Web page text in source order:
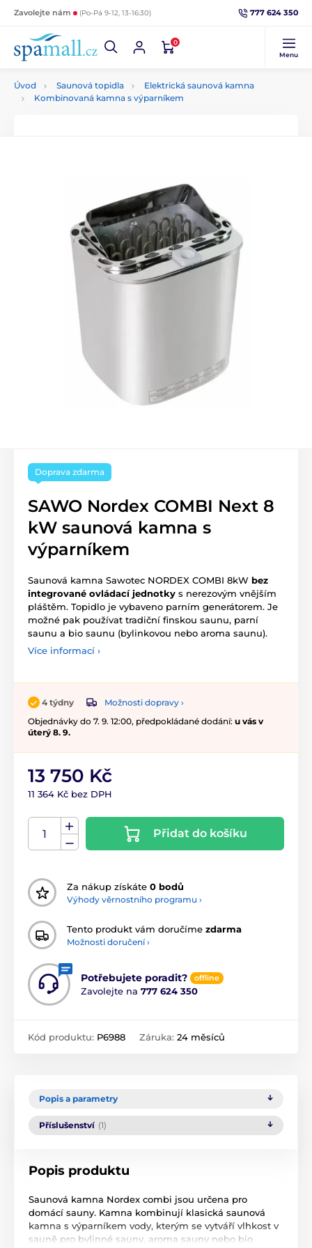
Zavolejte nám (Po-Pá 9-12, 13-16:30) 777 624 350
0
Menu
Úvod Saunová topidla
Elektrická saunová kamna
Kombinovaná kamna s výparníkem
Doprava zdarma
SAWO Nordex COMBI Next 8
kW saunová kamna s
výparníkem
Saunová kamna Sawotec NORDEX COMBI 8kW bez
integrované ovládací jednotky s nerezovým vnějším
pláštěm. Topidlo je vybaveno parním generátorem. Je
možné pak používat tradiční finskou saunu, parní
saunu a bio saunu (bylinkovou nebo aroma saunu).
Více informací ›
4 týdny
Možnosti dopravy ›
Objednávky do 7. 9. 12:00, předpokládané dodání: u vás v
úterý 8. 9.
13 750 Kč
11 364 Kč bez DPH
Přidat do košíku
Za nákup získáte 0 bodů
Výhody věrnostního programu ›
Tento produkt vám doručíme zdarma
Možnosti doručení ›
Potřebujete poradit? offline
Zavolejte na 777 624 350
Kód produktu: P6988 Záruka: 24 měsíců
Popis a parametry
Příslušenství (1)
Popis produktu
Saunová kamna Nordex combi jsou určena pro
domácí sauny. Kamna kombinují klasická saunová
kamna s výparníkem vody, kterým se vytváří vlhkost v
sauně pro bylinné sauny, aroma sauny nebo bio